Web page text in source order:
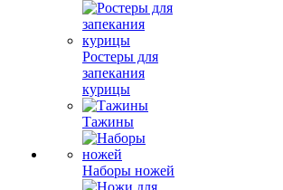
Ростеры для
запекания
курицы
Тажины
Наборы ножей